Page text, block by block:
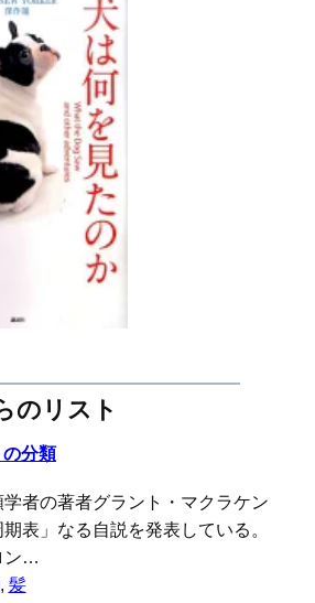
のリスト
分類
学者の著者グラント・マクラケン
表」なる自説を発表している。
ン…
, 髪